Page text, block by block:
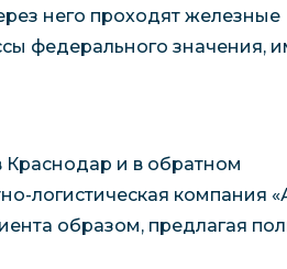
него проходят железные
федерального значения,
и в обратном
логистическая компания
образом, предлагая